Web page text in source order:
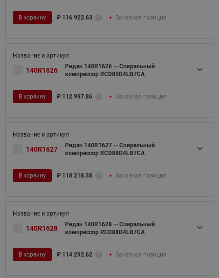
В корзину ₽ 116 922.63 Заказная позиция
140R1626
Ридан 140R1626 — Спиральный
компрессор RCD85D4LB7CA
В корзину ₽ 112 997.86 Заказная позиция
140R1627
Ридан 140R1627 — Спиральный
компрессор RCD88D4LB7CA
В корзину ₽ 118 218.38 Заказная позиция
140R1628
Ридан 140R1628 — Спиральный
компрессор RCD88D4LB7CA
В корзину ₽ 114 292.62 Заказная позиция